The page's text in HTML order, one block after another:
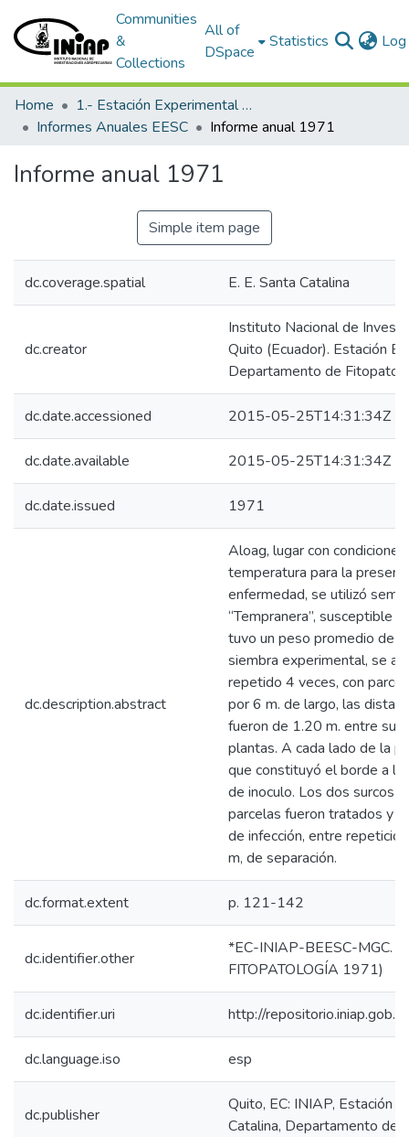
Communities
&
Collections
All of
DSpace
Statistics
Home
1.- Estación Experimental Santa Catalina
Informes Anuales EESC
Informe anual 1971
Informe anual 1971
Simple item page
dc.coverage.spatial E. E. Santa Catalina
dc.creator
Instituto Nacional de
Quito (Ecuador). Estación
Departamento de
dc.date.accessioned 2015-05-25T14:31:34Z
dc.date.available 2015-05-25T14:31:34Z
dc.date.issued 1971
dc.description.abstract
Aloag, lugar con
temperatura para la
enfermedad, se utilizó
“Tempranera”, susceptible a
tuvo un peso promedio de
siembra experimental, se
repetido 4 veces, con
por 6 m. de largo, las
fueron de 1.20 m. entre
plantas. A cada lado de la
que constituyó el borde a
de inoculo. Los dos surcos
parcelas fueron tratados y
de infección, entre
m, de separación.
dc.format.extent p. 121-142
dc.identifier.other
*EC-INIAP-BEESC-MGC.
FITOPATOLOGÍA 1971)
dc.identifier.uri http://
dc.language.iso esp
dc.publisher
Quito, EC: INIAP, Estación
Catalina, Departamento de